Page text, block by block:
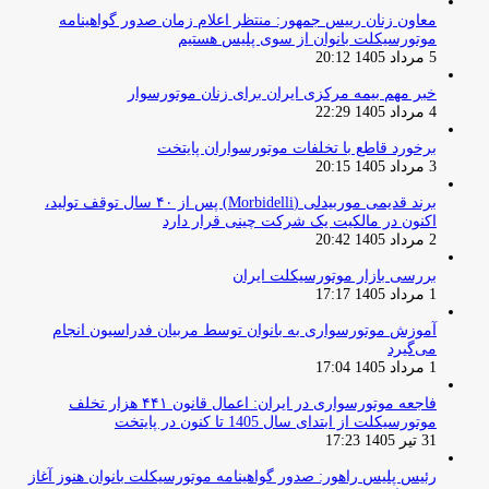
معاون زنان رییس جمهور: منتظر اعلام زمان صدور گواهینامه
موتورسیکلت بانوان از سوی پلیس هستیم
5 مرداد 1405 20:12
خبر مهم بیمه مرکزی ایران برای زنان موتورسوار
4 مرداد 1405 22:29
برخورد قاطع با تخلفات موتورسواران پایتخت
3 مرداد 1405 20:15
برند قدیمی موربیدلی (Morbidelli) پس از ۴۰ سال توقف تولید،
اکنون در مالکیت یک شرکت چینی قرار دارد
2 مرداد 1405 20:42
بررسی بازار موتورسیکلت ایران
1 مرداد 1405 17:17
آموزش موتورسواری به بانوان توسط مربیان فدراسیون انجام
می‌گیرد
1 مرداد 1405 17:04
فاجعه موتورسواری در ایران: اعمال قانون ۴۴۱ هزار تخلف
موتورسیکلت از ابتدای سال 1405 تا کنون در پایتخت
31 تیر 1405 17:23
رئیس پلیس راهور: صدور گواهینامه موتورسیکلت بانوان هنوز آغاز